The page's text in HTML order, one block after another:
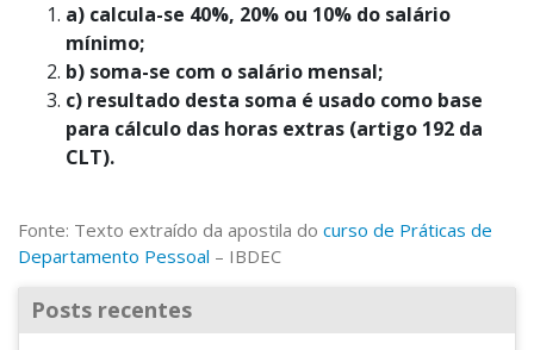
a) calcula-se 40%, 20% ou 10% do salário
mínimo;
b) soma-se com o salário mensal;
c) resultado desta soma é usado como base
para cálculo das horas extras (artigo 192 da
CLT).
Fonte: Texto extraído da apostila do curso de Práticas de
Departamento Pessoal – IBDEC
Posts recentes